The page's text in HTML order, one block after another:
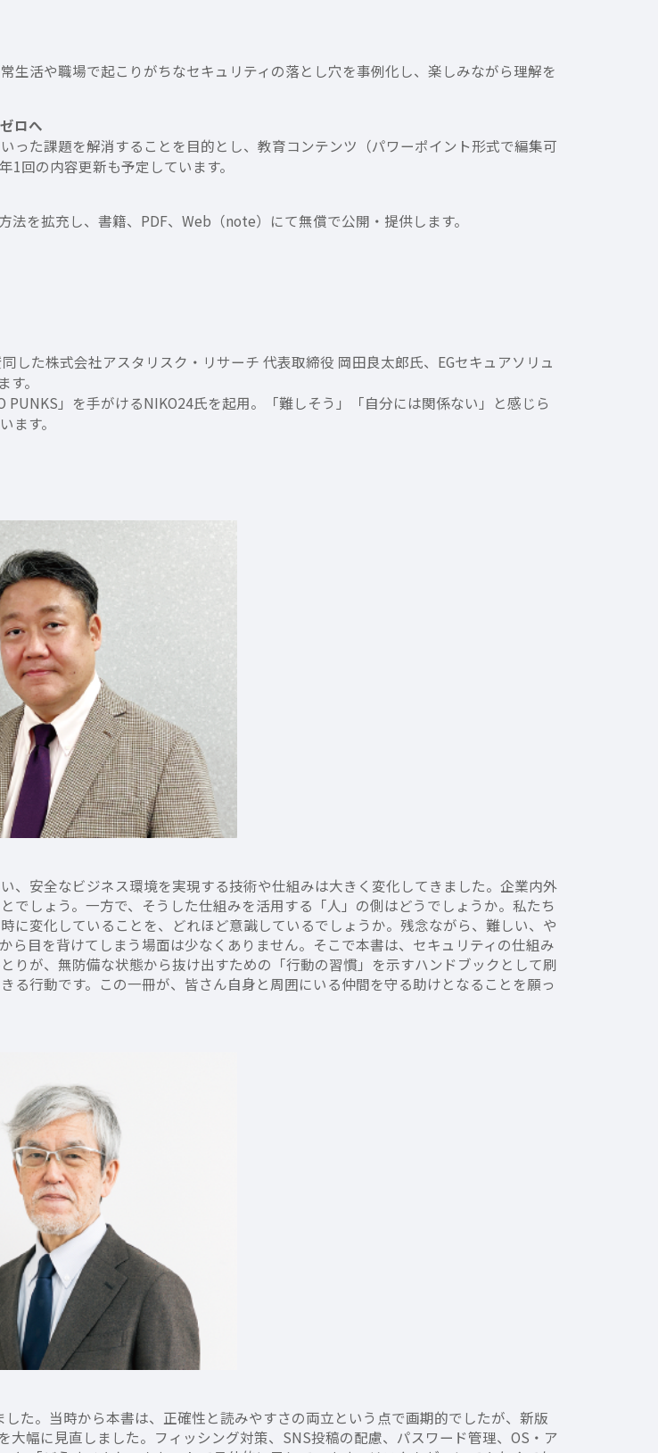
生活や職場で起こりがちなセキュリティの落とし穴を事例化し、楽しみながら理解を
ロへ
った課題を解消することを目的とし、教育コンテンツ（パワーポイント形式で編集可
回の内容更新も予定しています。
を拡充し、書籍、PDF、Web（note）にて無償で公開・提供します。
した株式会社アスタリスク・リサーチ 代表取締役 岡田良太郎氏、EGセキュアソリュ
。
」を手がけるNIKO24氏を起用。「難しそう」「自分には関係ない」と感じら
ます。
、安全なビジネス環境を実現する技術や仕組みは大きく変化してきました。企業内外
しょう。一方で、そうした仕組みを活用する「人」の側はどうでしょうか。私たち
に変化していることを、どれほど意識しているでしょうか。残念ながら、難しい、や
目を背けてしまう場面は少なくありません。そこで本書は、セキュリティの仕組み
りが、無防備な状態から抜け出すための「行動の習慣」を示すハンドブックとして刷
行動です。この一冊が、皆さん自身と周囲にいる仲間を守る助けとなることを願っ
た。当時から本書は、正確性と読みやすさの両立という点で画期的でしたが、新版
幅に見直しました。フィッシング対策、SNS投稿の配慮、パスワード管理、OS・ア